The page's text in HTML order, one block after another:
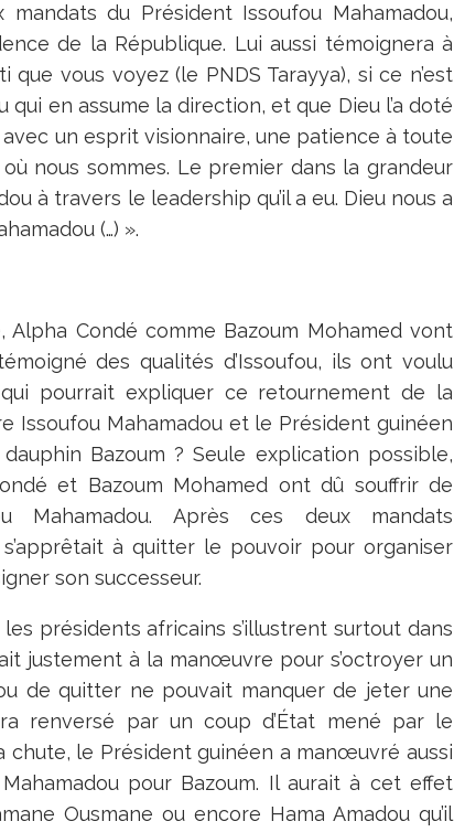
du Président Issoufou Mahamadou,
de la République. Lui aussi témoignera à
que vous voyez (le PNDS Tarayya), si ce n’est
qui en assume la direction, et que Dieu l’a doté
un esprit visionnaire, une patience à toute
nous sommes. Le premier dans la grandeur
à travers le leadership qu’il a eu. Dieu nous a
(…) ».
Condé comme Bazoum Mohamed vont
des qualités d’Issoufou, ils ont voulu
pourrait expliquer ce retournement de la
Issoufou Mahamadou et le Président guinéen
Bazoum ? Seule explication possible,
et Bazoum Mohamed ont dû souffrir de
Mahamadou. Après ces deux mandats
à quitter le pouvoir pour organiser
son successeur.
présidents africains s’illustrent surtout dans
justement à la manœuvre pour s’octroyer un
de quitter ne pouvait manquer de jeter une
renversé par un coup d’État mené par le
chute, le Président guinéen a manœuvré aussi
pour Bazoum. Il aurait à cet effet
Ousmane ou encore Hama Amadou qu’il